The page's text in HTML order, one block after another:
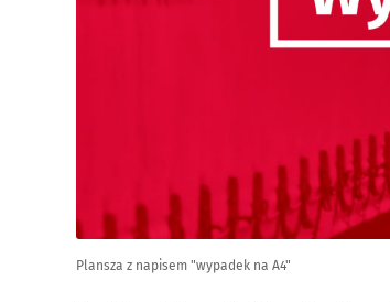
Plansza z napisem "wypadek na A4"